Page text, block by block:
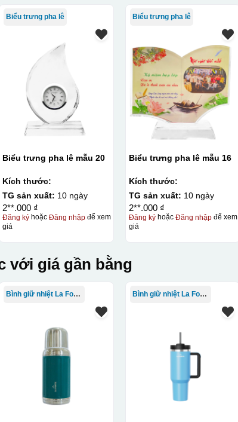
Biểu trưng pha lê
Biểu trưng pha lê mẫu 20
Kích thước:
TG sản xuất: 10 ngày
2**.000 ₫
Đăng kýhoặc Đăng nhậpđể xem
giá
Biểu trưng pha lê
Biểu trưng pha lê mẫu 16
Kích thước:
TG sản xuất: 10 ngày
2**.000 ₫
Đăng ký hoặcĐăng nhập để xem
giá
với giá gần bằng
Bình giữ nhiệt La Fonte Bình giữ nhiệt La Fonte